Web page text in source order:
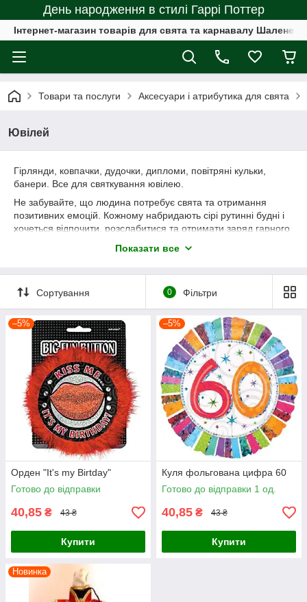
День народження в стилі Гаррі Поттер
Інтернет-магазин товарів для свята та карнавалу Шалене
Товари та послуги Аксесуари і атрибутика для свята
Ювілей
Гірлянди, ковпачки, дудочки, дипломи, повітряні кульки,
банери. Все для святкування ювілею.
Не забувайте, що людина потребує свята та отримання
позитивних емоцій. Кожному набридають сірі рутинні будні і
хочеться відпочити, розслабитися та отримати заряд гарного
хочемо прикрасити життя кожної людини яскравими та
Показати все
Сортування 0 Фільтри
–5%
Орден "It's my Birtday"
Готово до відправки
40,85 ₴ 43 ₴
Купити
–5%
Куля фольгована цифра 60
Готово до відправки 1 од.
40,85 ₴ 43 ₴
Купити
Новинка